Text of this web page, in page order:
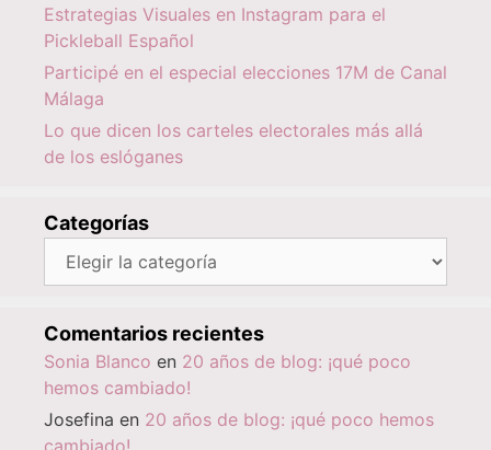
Estrategias Visuales en Instagram para el
Pickleball Español
Participé en el especial elecciones 17M de Canal
Málaga
Lo que dicen los carteles electorales más allá
de los eslóganes
Categorías
Categorías
Comentarios recientes
Sonia Blanco en 20 años de blog: ¡qué poco
hemos cambiado!
Josefina en 20 años de blog: ¡qué poco hemos